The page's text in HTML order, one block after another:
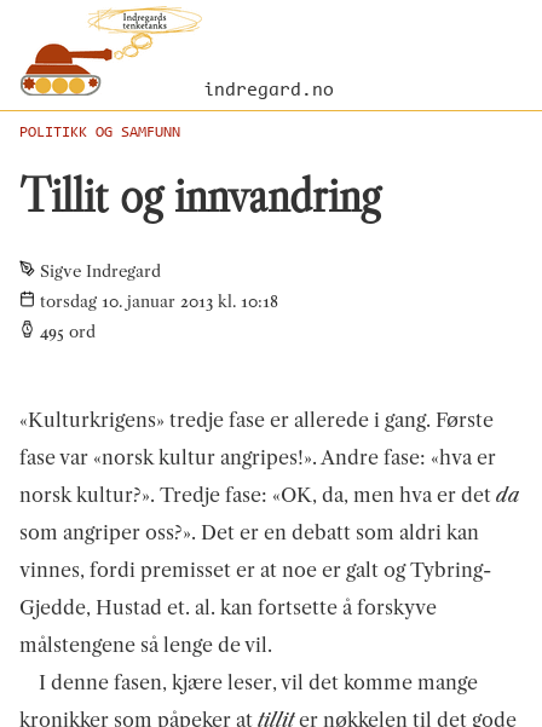
indregard.no
POLITIKK OG SAMFUNN
Tillit og innvandring
Sigve Indregard
torsdag 10. januar 2013 kl. 10:18
495 ord
«Kulturkrigens» tredje fase er allerede i gang. Første
fase var «norsk kultur angripes!». Andre fase: «hva er
norsk kultur?». Tredje fase: «OK, da, men hva er det da
som angriper oss?». Det er en debatt som aldri kan
vinnes, fordi premisset er at noe er galt og Tybring-
Gjedde, Hustad et. al. kan fortsette å forskyve
målstengene så lenge de vil.
I denne fasen, kjære leser, vil det komme mange
kronikker som påpeker at tilliter nøkkelen til det gode